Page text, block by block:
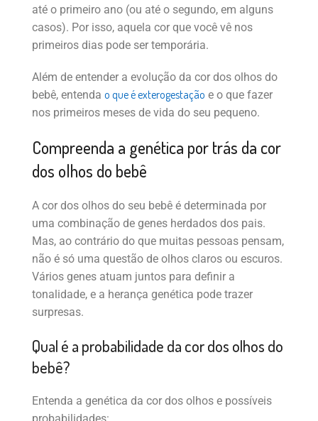
até o primeiro ano (ou até o segundo, em alguns
casos). Por isso, aquela cor que você vê nos
primeiros dias pode ser temporária.
Além de entender a evolução da cor dos olhos do
bebê, entenda o que é exterogestação e o que fazer
nos primeiros meses de vida do seu pequeno.
Compreenda a genética por trás da cor
dos olhos do bebê
A cor dos olhos do seu bebê é determinada por
uma combinação de genes herdados dos pais.
Mas, ao contrário do que muitas pessoas pensam,
não é só uma questão de olhos claros ou escuros.
Vários genes atuam juntos para definir a
tonalidade, e a herança genética pode trazer
surpresas.
Qual é a probabilidade da cor dos olhos do
bebê?
Entenda a genética da cor dos olhos e possíveis